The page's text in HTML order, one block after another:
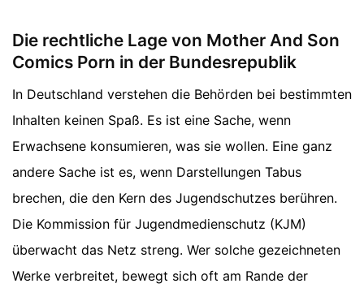
Die rechtliche Lage von Mother And Son
Comics Porn in der Bundesrepublik
In Deutschland verstehen die Behörden bei bestimmten
Inhalten keinen Spaß. Es ist eine Sache, wenn
Erwachsene konsumieren, was sie wollen. Eine ganz
andere Sache ist es, wenn Darstellungen Tabus
brechen, die den Kern des Jugendschutzes berühren.
Die Kommission für Jugendmedienschutz (KJM)
überwacht das Netz streng. Wer solche gezeichneten
Werke verbreitet, bewegt sich oft am Rande der